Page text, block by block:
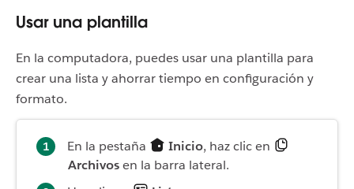
Usar una plantilla
En la computadora, puedes usar una plantilla para
crear una lista y ahorrar tiempo en configuración y
formato.
En la pestaña Inicio, haz clic en
Archivosen la barra lateral.